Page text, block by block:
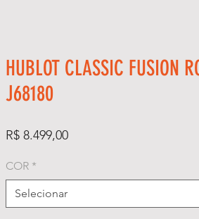
HUBLOT CLASSIC FUSION
J68180
R$ 8.499,00Preço
COR *
Selecionar